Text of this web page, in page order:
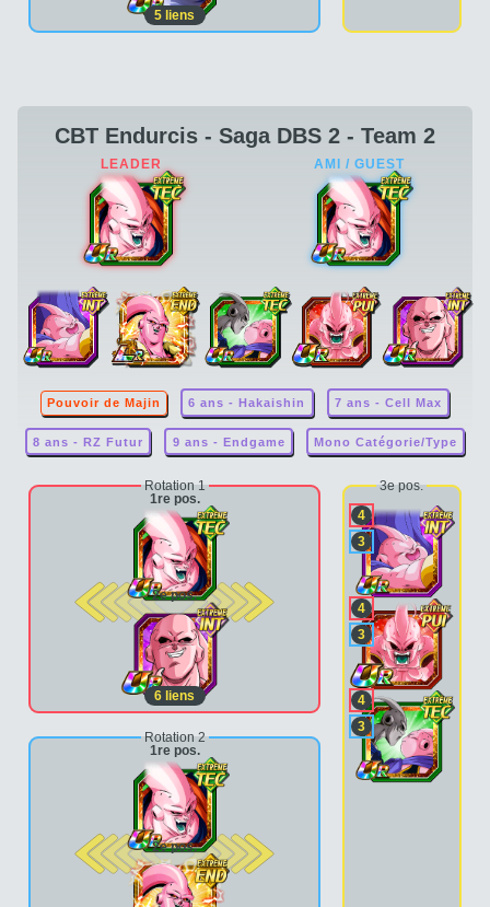
5 liens
CBT Endurcis - Saga DBS 2 - Team 2
Pouvoir de Majin 6 ans - Hakaishin 7 ans - Cell Max
8 ans - RZ Futur 9 ans - Endgame Mono Catégorie/Type
Rotation 1
1re pos.
2e pos.
6 liens
Rotation 2
1re pos.
2e pos.
3e pos.
4
3
4
3
4
3